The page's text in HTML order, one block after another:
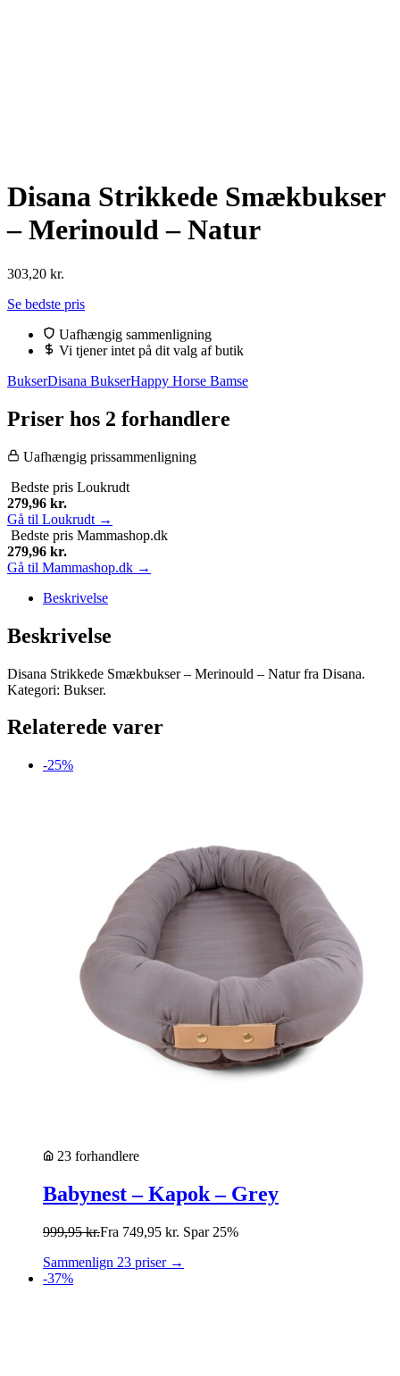
Disana Strikkede Smækbukser
– Merinould – Natur
303,20 kr.
Se bedste pris
Uafhængig sammenligning
Vi tjener intet på dit valg af butik
BukserDisana BukserHappy Horse Bamse
Priser hos 2 forhandlere
Uafhængig prissammenligning
Bedste pris Loukrudt
279,96 kr.
Gå til Loukrudt →
Bedste pris Mammashop.dk
279,96 kr.
Gå til Mammashop.dk →
Beskrivelse
Beskrivelse
Disana Strikkede Smækbukser – Merinould – Natur fra Disana.
Kategori: Bukser.
Relaterede varer
-25%
23 forhandlere
Babynest – Kapok – Grey
999,95kr.Fra 749,95 kr. Spar 25%
Sammenlign 23 priser →
-37%